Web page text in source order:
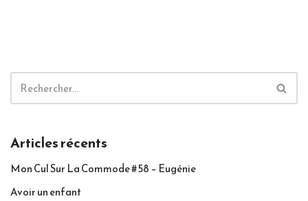
Articles récents
Mon Cul Sur La Commode #58 – Eugénie
Avoir un enfant